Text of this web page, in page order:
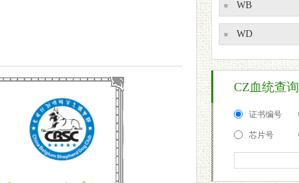
WB
WD
CZ血统查询
证书编号
芯片号